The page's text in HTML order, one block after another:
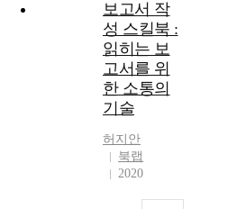
보고서 작
성 스킬북 :
읽히는 보
고서를 위
한 소통의
기술
허지안
북랩
2020